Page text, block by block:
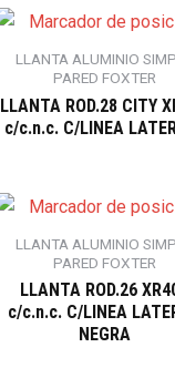
LLANTA ALUMINIO
PARED FOXTER
LLANTA ROD.28 CITY
c/c.n.c. C/LINEA
LLANTA ALUMINIO
PARED FOXTER
LLANTA ROD.26
c/c.n.c. C/LINEA
NEGRA